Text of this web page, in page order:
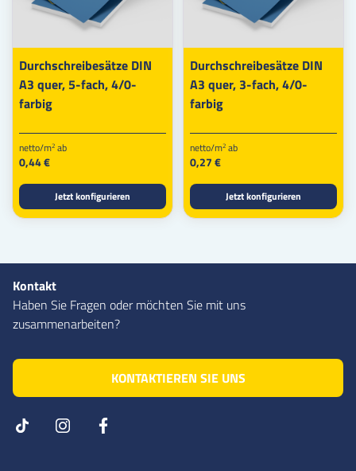
Durchschreibesätze DIN
A3 quer, 5-fach, 4/0-
farbig
netto/m2 ab
0,44 €
Jetzt konfigurieren
Durchschreibesätze DIN
A3 quer, 3-fach, 4/0-
farbig
netto/m2 ab
0,27 €
Jetzt konfigurieren
Kontakt
Haben Sie Fragen oder möchten Sie mit uns
zusammenarbeiten?
KONTAKTIEREN SIE UNS